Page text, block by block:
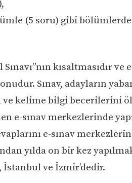
(5 soru) gibi
kısaltmasıdır ve
Sınav, adayların
kelime bilgi becerilerini
e-sınav merkezlerinde
e-sınav
yılda on bir kez
ve İzmir’dedir.